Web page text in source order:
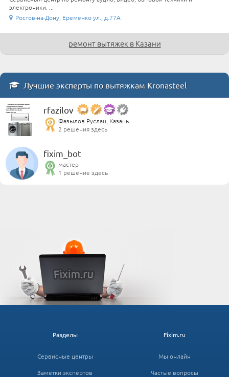
электроники. ...
Ростов-на-Дону, Еременко ул., д.77А
ремонт вытяжек в Казани
Лучшие эксперты по вытяжкам Kronasteel
rfazilov
Фазылов Руслан, Казань
2 решения здесь
fixim_bot
мастер
1 решение здесь
Fixim.ru
Мы онлайн
Частые вопросы
Разделы
Сервисные центры
Заметки экспертов